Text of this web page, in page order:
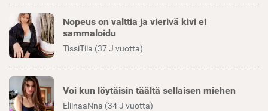
Nopeus on valttia ja vierivä kivi ei
sammaloidu
TissiTiia (37 J vuotta)
Voi kun löytäisin täältä sellaisen miehen
EliinaaNna (34 J vuotta)